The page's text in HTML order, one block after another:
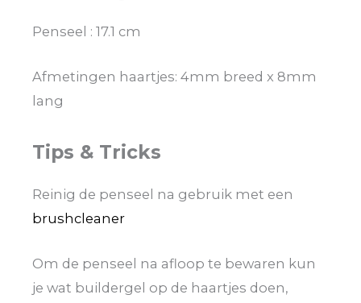
Penseel : 17.1 cm
Afmetingen haartjes: 4mm breed x 8mm
lang
Tips & Tricks
Reinig de penseel na gebruik met een
brushcleaner
Om de penseel na afloop te bewaren kun
je wat buildergel op de haartjes doen,